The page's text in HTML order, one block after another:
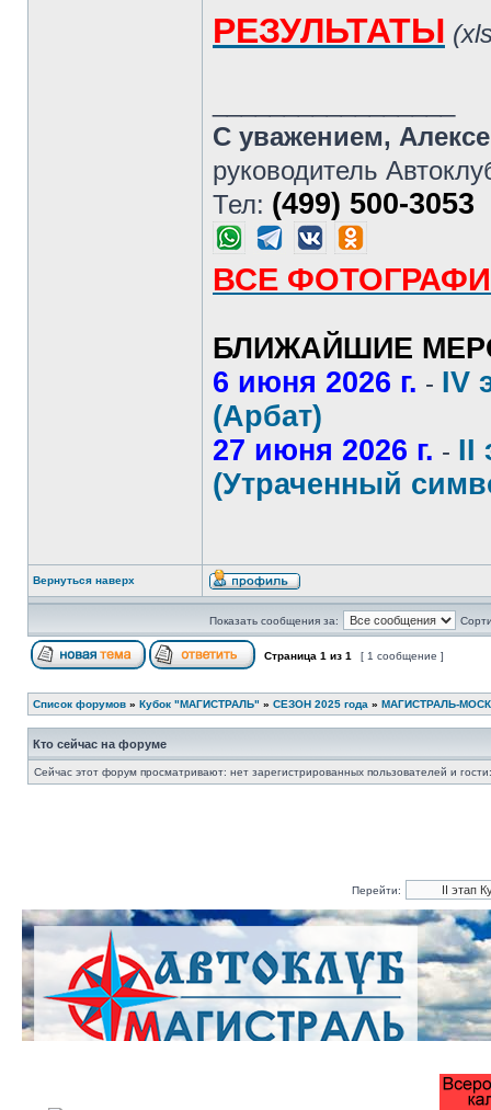
РЕЗУЛЬТАТЫ
С уважением,
руководитель
Тел: (499) 500-3053
ВСЕ
БЛИЖАЙШИЕ
6 июня 2026 г. - IV
(Арбат)
27 июня 2026 г. - II
(Утраченный
Вернуться наверх
Показать сообщения за:
Страница 1 из 1 [ 1 сообщение ]
Список форумов » Кубок "МАГИСТРАЛЬ" » СЕЗОН 2025 года » МАГИСТРАЛЬ-
Кто сейчас на форуме
Сейчас этот форум просматривают: нет зарегистрированных пользователей и
Перейти: